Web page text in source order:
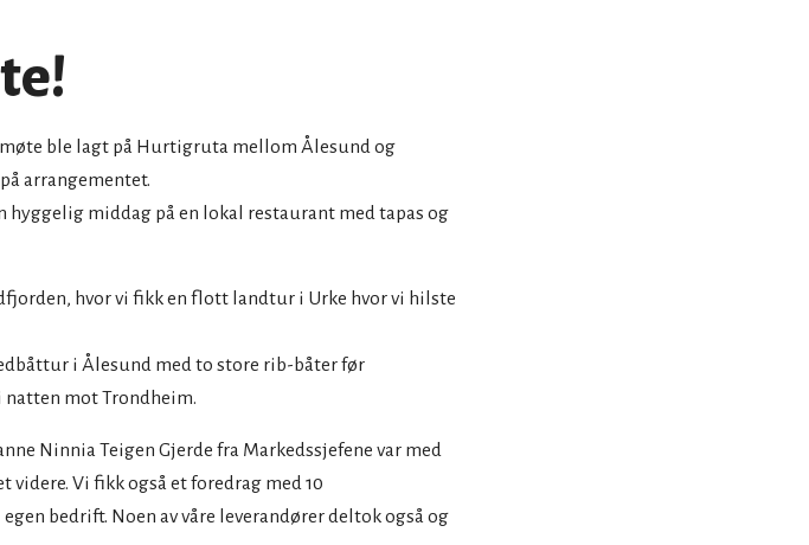
ble lagt på Hurtigruta mellom Ålesund og
arrangementet.
middag på en lokal restaurant med tapas og
hvor vi fikk en flott landtur i Urke hvor vi hilste
i Ålesund med to store rib-båter før
mot Trondheim.
Ninnia Teigen Gjerde fra Markedssjefene var med
Vi fikk også et foredrag med 10
bedrift. Noen av våre leverandører deltok også og